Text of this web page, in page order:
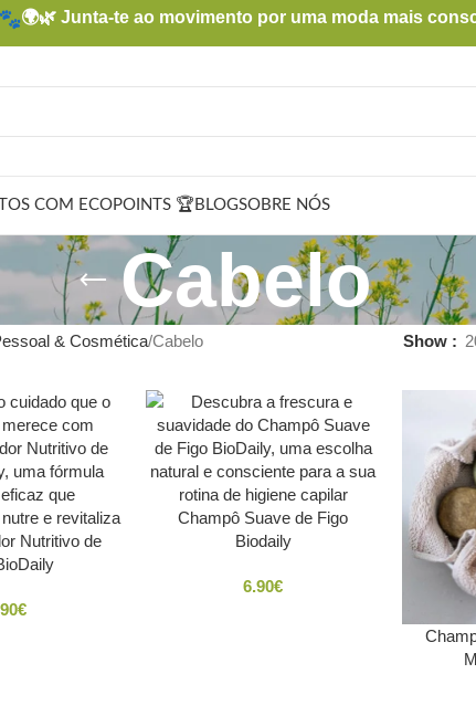
🌍🌿 Junta-te ao movimento por uma moda mais
COM ECOPOINTS 🏆 BLOGSOBRE NÓS
Cabelo
& Cosmética Cabelo Show
Nutritivo de
€
Champô Suave de Figo
Biodaily
6.90€